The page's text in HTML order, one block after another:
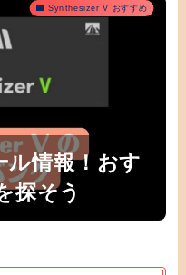
Synthesizer V おすすめ
情報！おす
探そう